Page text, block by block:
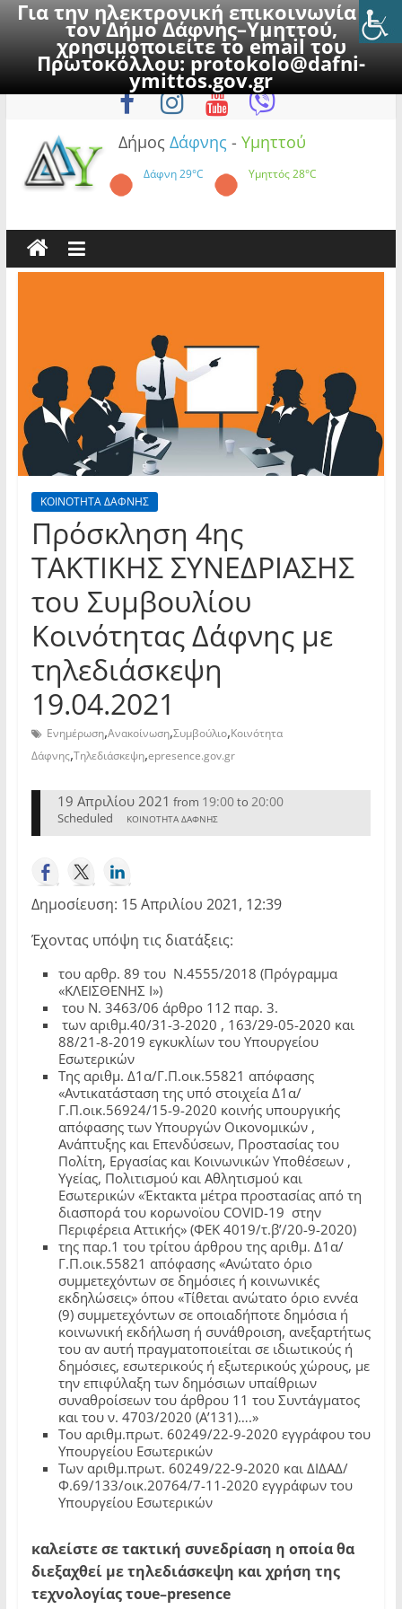
Για την ηλεκτρονική επικοινωνία με
τον Δήμο Δάφνης–Υμηττού,
χρησιμοποιείτε το email του
Πρωτοκόλλου:protokolo@dafni-
ymittos.gov.gr
to
Κυριακή, 9 Αυγούστου 2026
Δήμος Δάφνης - Υμηττού
Δάφνη29°C Υμηττός28°C
ΚΟΙΝΟΤΗΤΑ ΔΑΦΝΗΣ
Πρόσκληση 4ης
TAKTIKHΣ ΣΥΝΕΔΡΙΑΣΗΣ
του Συμβουλίου
Κοινότητας Δάφνης με
τηλεδιάσκεψη
19.04.2021
Ενημέρωση,Ανακοίνωση,Συμβούλιο,Κοινότητα
Δάφνης,Τηλεδιάσκεψη,epresence.gov.gr
19 Απριλίου 2021 from 19:00to 20:00
Scheduled ΚΟΙΝΟΤΗΤΑ ΔΑΦΝΗΣ
Δημοσίευση: 15 Απριλίου 2021, 12:39
Έχοντας υπόψη τις διατάξεις:
του αρθρ. 89 του Ν.4555/2018 (Πρόγραμμα
«ΚΛΕΙΣΘΕΝΗΣ Ι»)
του Ν. 3463/06 άρθρο 112 παρ. 3.
των αριθμ.40/31-3-2020 , 163/29-05-2020 και
88/21-8-2019 εγκυκλίων του Υπουργείου
Εσωτερικών
Της αριθμ. Δ1α/Γ.Π.οικ.55821 απόφασης
«Αντικατάσταση της υπό στοιχεία Δ1α/
Γ.Π.οικ.56924/15-9-2020 κοινής υπουργικής
απόφασης των Υπουργών Οικονομικών ,
Ανάπτυξης και Επενδύσεων, Προστασίας του
Πολίτη, Εργασίας και Κοινωνικών Υποθέσεων ,
Υγείας, Πολιτισμού και Αθλητισμού και
Εσωτερικών «Έκτακτα μέτρα προστασίας από τη
διασπορά του κορωνοϊου COVID-19 στην
Περιφέρεια Αττικής» (ΦΕΚ 4019/τ.β’/20-9-2020)
της παρ.1 του τρίτου άρθρου της αριθμ. Δ1α/
Γ.Π.οικ.55821 απόφασης «Ανώτατο όριο
συμμετεχόντων σε δημόσιες ή κοινωνικές
εκδηλώσεις» όπου «Τίθεται ανώτατο όριο εννέα
(9) συμμετεχόντων σε οποιαδήποτε δημόσια ή
κοινωνική εκδήλωση ή συνάθροιση, ανεξαρτήτως
του αν αυτή πραγματοποιείται σε ιδιωτικούς ή
δημόσιες, εσωτερικούς ή εξωτερικούς χώρους, με
την επιφύλαξη των δημόσιων υπαίθριων
συναθροίσεων του άρθρου 11 του Συντάγματος
και του ν. 4703/2020 (Α’131)….»
Του αριθμ.πρωτ. 60249/22-9-2020 εγγράφου του
Υπουργείου Εσωτερικών
Των αριθμ.πρωτ. 60249/22-9-2020 και ΔΙΔΑΔ/
Φ.69/133/οικ.20764/7-11-2020 εγγράφων του
Υπουργείου Εσωτερικών
καλείστε σε τακτική συνεδρίαση η οποία θα
διεξαχθεί με τηλεδιάσκεψη και χρήση της
τεχνολογίας τουe–presence